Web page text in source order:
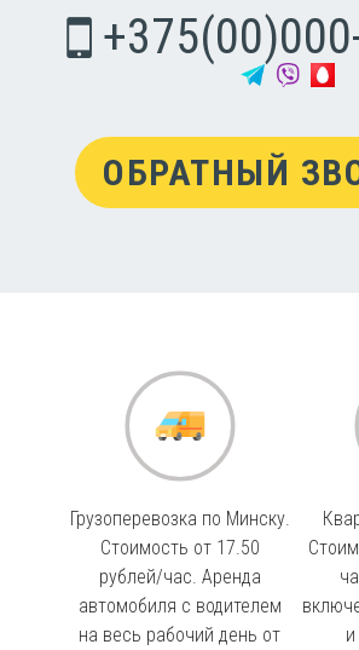
ОБРАТНЫЙ
Грузоперевозка по Минску.
Стоимость от 17.50
рублей/час. Аренда
автомобиля с водителем
на весь рабочий день от